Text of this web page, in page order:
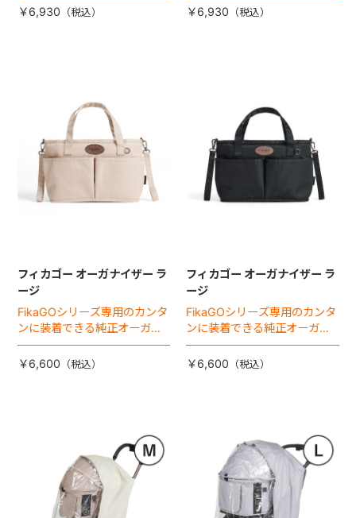
￥6,930
￥6,930
フィカゴー オーガナイザー ラ
ージ
FikaGOシリーズ専用のカンタ
ンに装着できる純正オーガナ
イザー。
￥6,600
フィカゴー オーガナイザー ラ
ージ
FikaGOシリーズ専用のカンタ
ンに装着できる純正オーガナ
イザー。
￥6,600